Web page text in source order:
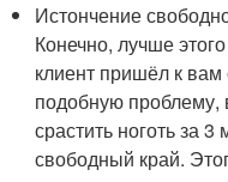
Истончение
Конечно, лучше
клиент пришёл к вам
подобную проблему,
срастить ноготь за
свободный край.